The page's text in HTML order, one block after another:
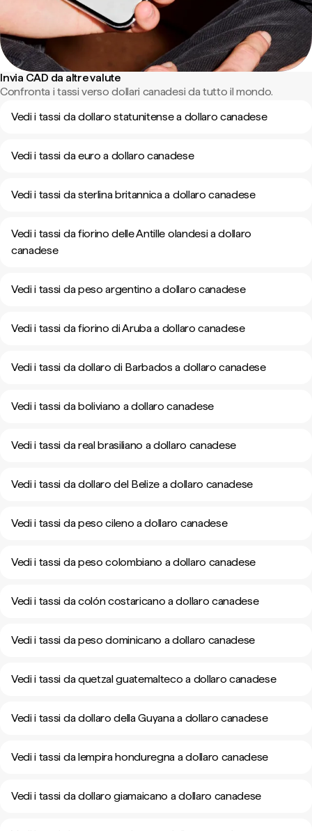
Invia CAD da altre valute
Confronta i tassi verso dollari canadesi da tutto il mondo.
Vedi i tassi da dollaro statunitense a dollaro canadese
Vedi i tassi da euro a dollaro canadese
Vedi i tassi da sterlina britannica a dollaro canadese
Vedi i tassi da fiorino delle Antille olandesi a dollaro
canadese
Vedi i tassi da peso argentino a dollaro canadese
Vedi i tassi da fiorino di Aruba a dollaro canadese
Vedi i tassi da dollaro di Barbados a dollaro canadese
Vedi i tassi da boliviano a dollaro canadese
Vedi i tassi da real brasiliano a dollaro canadese
Vedi i tassi da dollaro del Belize a dollaro canadese
Vedi i tassi da peso cileno a dollaro canadese
Vedi i tassi da peso colombiano a dollaro canadese
Vedi i tassi da colón costaricano a dollaro canadese
Vedi i tassi da peso dominicano a dollaro canadese
Vedi i tassi da quetzal guatemalteco a dollaro canadese
Vedi i tassi da dollaro della Guyana a dollaro canadese
Vedi i tassi da lempira honduregna a dollaro canadese
Vedi i tassi da dollaro giamaicano a dollaro canadese